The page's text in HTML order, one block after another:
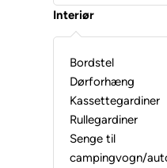
Interiør
Bordstel
Dørforhæng
Kassettegardiner
Rullegardiner
Senge til
campingvogn/